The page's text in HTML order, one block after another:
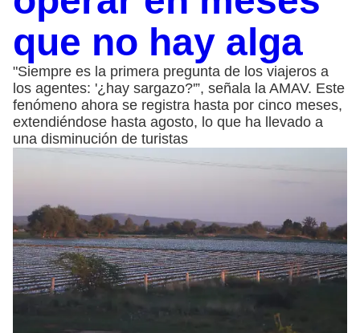
que no hay alga
"Siempre es la primera pregunta de los viajeros a
los agentes: '¿hay sargazo?'”, señala la AMAV. Este
fenómeno ahora se registra hasta por cinco meses,
extendiéndose hasta agosto, lo que ha llevado a
una disminución de turistas